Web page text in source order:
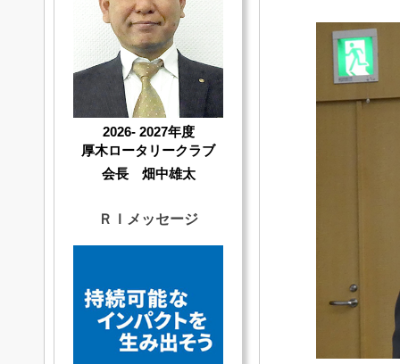
2026- 2027年度
厚木ロータリークラブ
会長 畑中雄太
ＲＩメッセージ